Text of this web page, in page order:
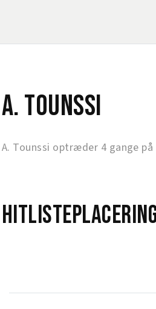
A. Tounssi
A. Tounssi optræder 4 gange